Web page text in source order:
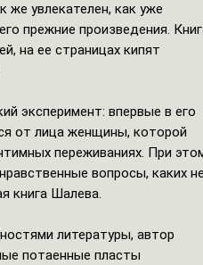
же увлекателен, как уже
прежние произведения.
на ее страницах кипят
эксперимент: впервые в его
от лица женщины, которой
переживаниях. При
вопросы, каких не
книга Шалева.
литературы, автор
потаенные пласты